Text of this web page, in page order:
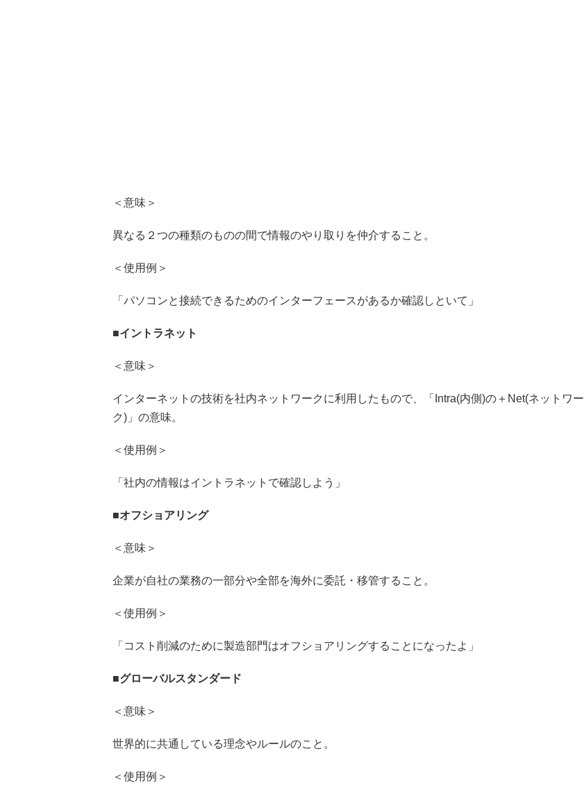
＜意味＞
異なる２つの種類のものの間で情報のやり取りを仲介すること。
＜使用例＞
「パソコンと接続できるためのインターフェースがあるか確認しといて」
■イントラネット
＜意味＞
インターネットの技術を社内ネットワークに利用したもので、「Intra(内側)の＋Net(ネットワー
ク)」の意味。
＜使用例＞
「社内の情報はイントラネットで確認しよう」
■オフショアリング
＜意味＞
企業が自社の業務の一部分や全部を海外に委託・移管すること。
＜使用例＞
「コスト削減のために製造部門はオフショアリングすることになったよ」
■グローバルスタンダード
＜意味＞
世界的に共通している理念やルールのこと。
＜使用例＞